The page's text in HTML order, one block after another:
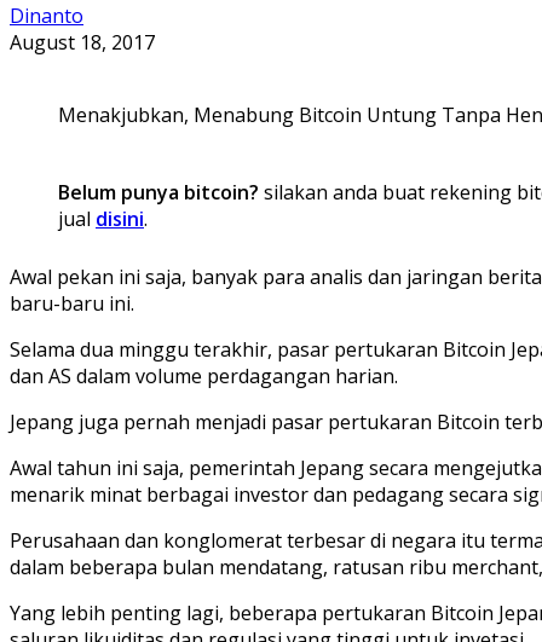
Dinanto
August 18, 2017
Menakjubkan, Menabung Bitcoin Untung Tanpa
Belum punya bitcoin? silakan anda buat rekening
jual disini.
Awal pekan ini saja, banyak para analis dan jaringan
baru-baru ini.
Selama dua minggu terakhir, pasar pertukaran Bitcoin
dan AS dalam volume perdagangan harian.
Jepang juga pernah menjadi pasar pertukaran Bitcoin
Awal tahun ini saja, pemerintah Jepang secara
menarik minat berbagai investor dan pedagang secara
Perusahaan dan konglomerat terbesar di negara itu
dalam beberapa bulan mendatang, ratusan ribu
Yang lebih penting lagi, beberapa pertukaran Bitcoin